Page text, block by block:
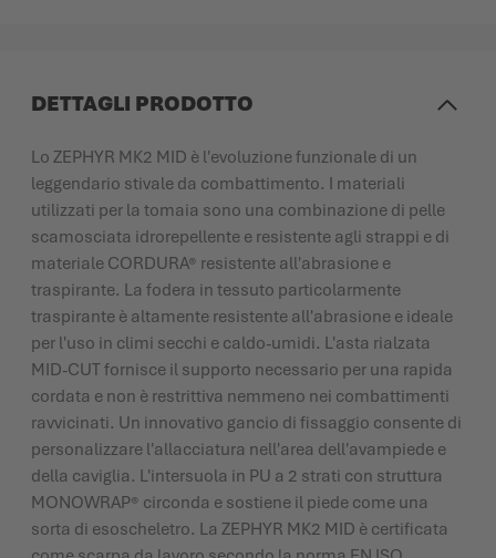
DETTAGLI PRODOTTO
Lo ZEPHYR MK2 MID è l'evoluzione funzionale di un
leggendario stivale da combattimento. I materiali
utilizzati per la tomaia sono una combinazione di pelle
scamosciata idrorepellente e resistente agli strappi e di
materiale CORDURA® resistente all'abrasione e
traspirante. La fodera in tessuto particolarmente
traspirante è altamente resistente all'abrasione e ideale
per l'uso in climi secchi e caldo-umidi. L'asta rialzata
MID-CUT fornisce il supporto necessario per una rapida
cordata e non è restrittiva nemmeno nei combattimenti
ravvicinati. Un innovativo gancio di fissaggio consente di
personalizzare l'allacciatura nell'area dell'avampiede e
della caviglia. L'intersuola in PU a 2 strati con struttura
MONOWRAP® circonda e sostiene il piede come una
sorta di esoscheletro. La ZEPHYR MK2 MID è certificata